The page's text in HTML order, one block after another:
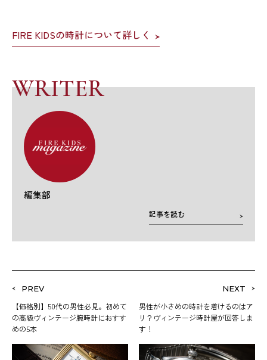
FIRE KIDSの時計について詳しく
WRITER
編集部
記事を読む
PREV
【価格別】50代の男性必見。初めて
の高級ヴィンテージ腕時計におすす
めの5本
NEXT
男性が小さめの時計を着けるのはア
リ？ヴィンテージ時計屋が回答しま
す！